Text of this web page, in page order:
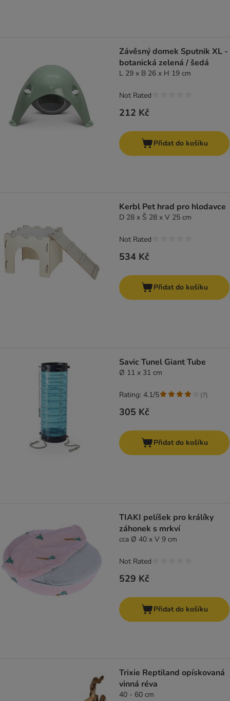
Závěsný domek Sputnik XL -
botanická zelená / šedá
L 29 x B 26 x H 19 cm
212 Kč
Not Rated
Přidat do košíku
Kerbl Pet hrad pro hlodavce
D 28 x Š 28 x V 25 cm
534 Kč
Not Rated
Přidat do košíku
Savic Tunel Giant Tube
Ø 11 x 31 cm
305 Kč
Rating: 4.1/5 (7)
Přidat do košíku
TIAKI pelíšek pro králíky
záhonek s mrkví
cca Ø 40 x V 9 cm
529 Kč
Not Rated
Přidat do košíku
Trixie Reptiland opískovaná
vinná réva
40 - 60 cm